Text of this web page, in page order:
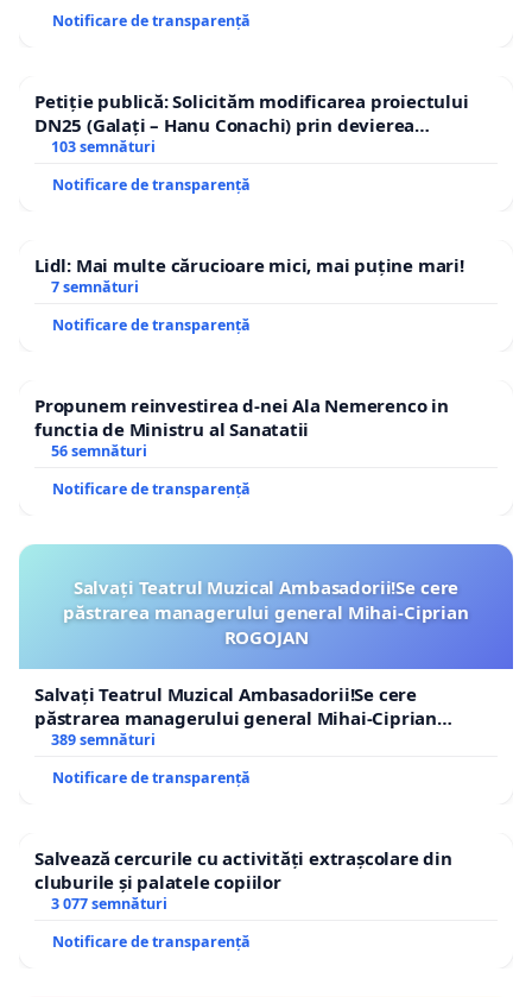
Cum ajută această petiție?
să fie direcționate aceste resurse. Atât inițiativa cât și
cetățenii Republicii Moldova vor fi înaintate și către
dezvoltare, punînd presiune directă pe guvernare
Notificare de transparență
Petiție publică: Solicităm modificarea proiectului
DN25 (Galați – Hanu Conachi) prin devierea
traseului în afara localităților!
103 semnături
Notificare de transparență
Lidl: Mai multe cărucioare mici, mai puține mari!
7 semnături
Notificare de transparență
Propunem reinvestirea d-nei Ala Nemerenco in
functia de Ministru al Sanatatii
56 semnături
Notificare de transparență
Salvați Teatrul Muzical Ambasadorii!Se cere
păstrarea managerului general Mihai-Ciprian
ROGOJAN
Salvați Teatrul Muzical Ambasadorii!Se cere
păstrarea managerului general Mihai-Ciprian
ROGOJAN
389 semnături
Notificare de transparență
Salvează cercurile cu activități extrașcolare din
cluburile și palatele copiilor
3 077 semnături
Notificare de transparență